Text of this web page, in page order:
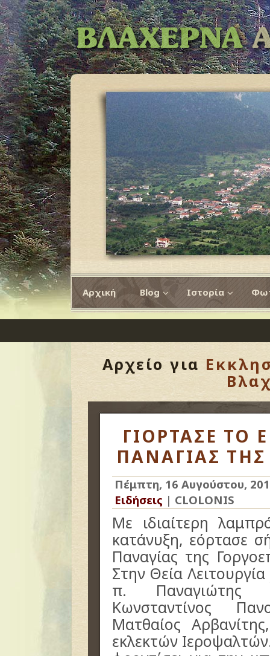
Αρχική Blog Ιστορία
Αρχείο για
ΓΙΟΡΤΑΣΕ ΤΟ
ΠΑΝΑΓΙΑΣ
Πέμπτη, 16 Αυγούστου,
Ειδήσεις | CLOLONIS
Με ιδιαίτερη
κατάνυξη, εόρτασε
Παναγίας της
Στην Θεία
π. Παναγιώτης
Κωνσταντίνος
Ματθαίος
εκλεκτών